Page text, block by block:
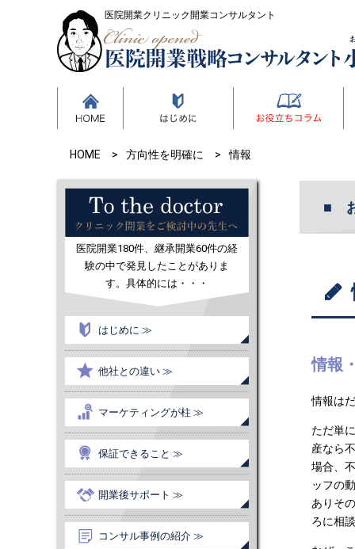
医院開業クリニック開業コンサルタント
HOME 方向性を明確に 情報
医院開業180件、継承開業60件の経
験の中で発見したことがありま
す。具体的には・・・
はじめに ≫
他社との違い ≫
マーケティングが柱 ≫
保証できること ≫
開業後サポート ≫
コンサル事例の紹介 ≫
情報
情報は
ただ単
産なら
場合、
ッフの
ありそ
ろに相